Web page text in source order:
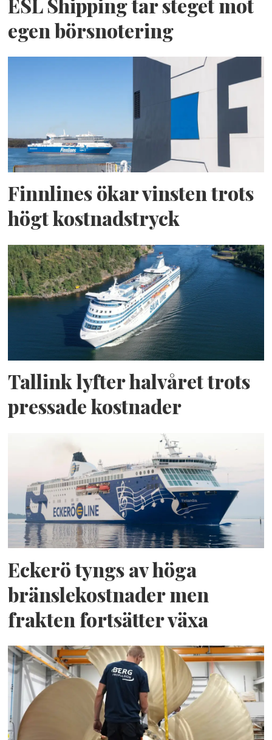
ESL Shipping tar steget mot
egen börsnotering
Finnlines ökar vinsten trots
högt kostnadstryck
Tallink lyfter halvåret trots
pressade kostnader
Eckerö tyngs av höga
bränslekostnader men
frakten fortsätter växa